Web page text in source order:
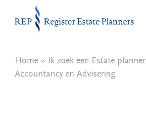
Naar de inhoud
Home » Ik zoek een Estate planner
Accountancy en Advisering